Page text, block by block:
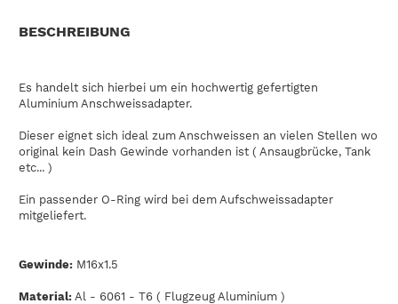
BESCHREIBUNG
Es handelt sich hierbei um ein hochwertig gefertigten
Aluminium Anschweissadapter.
Dieser eignet sich ideal zum Anschweissen an vielen Stellen wo
original kein Dash Gewinde vorhanden ist ( Ansaugbrücke, Tank
etc... )
Ein passender O-Ring wird bei dem Aufschweissadapter
mitgeliefert.
Gewinde: M16x1.5
Material: Al - 6061 - T6 ( Flugzeug Aluminium )